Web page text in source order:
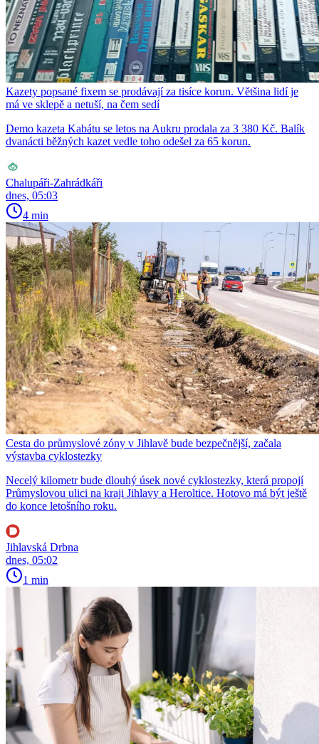
Kazety popsané fixem se prodávají za tisíce korun. Většina lidí je
má ve sklepě a netuší, na čem sedí
Demo kazeta Kabátu se letos na Aukru prodala za 3 380 Kč. Balík
dvanácti běžných kazet vedle toho odešel za 65 korun.
Chalupáři-Zahrádkáři
dnes, 05:03
4 min
Cesta do průmyslové zóny v Jihlavě bude bezpečnější, začala
výstavba cyklostezky
Necelý kilometr bude dlouhý úsek nové cyklostezky, která propojí
Průmyslovou ulici na kraji Jihlavy a Heroltice. Hotovo má být ještě
do konce letošního roku.
Jihlavská Drbna
dnes, 05:02
1 min